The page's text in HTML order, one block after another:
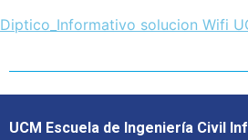
Diptico_Informativo solucion Wifi
UCM Escuela de Ingeniería Civil